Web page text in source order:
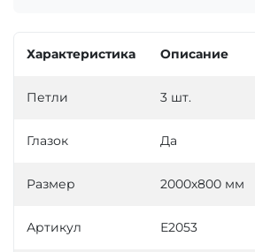
Характеристика Описание
Петли 3 шт.
Глазок Да
Размер 2000х800 мм
Артикул Е2053